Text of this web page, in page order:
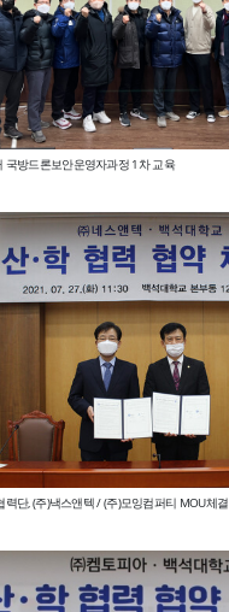
국방드론보안운영자과정 1차 교육
력단, (주)낵스앤텍 / (주)모잉컴퍼티 MOU체결